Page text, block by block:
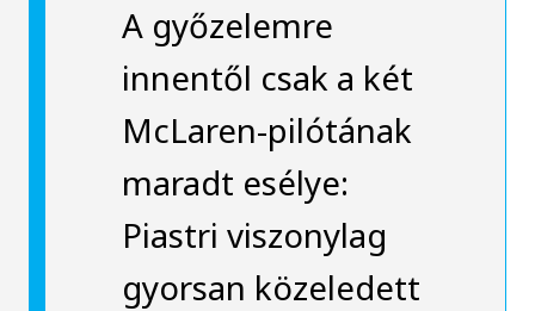
A győzelemre
innentől csak a két
McLaren-pilótának
maradt esélye:
Piastri viszonylag
gyorsan közeledett